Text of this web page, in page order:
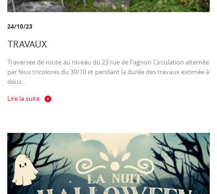
24/10/23
TRAVAUX
Traversée de route au niveau du 23 rue de Fagnon Circulation alternée
par feux tricolores du 30/10 et pendant la durée des travaux extimée à
deux...
Lire la suite